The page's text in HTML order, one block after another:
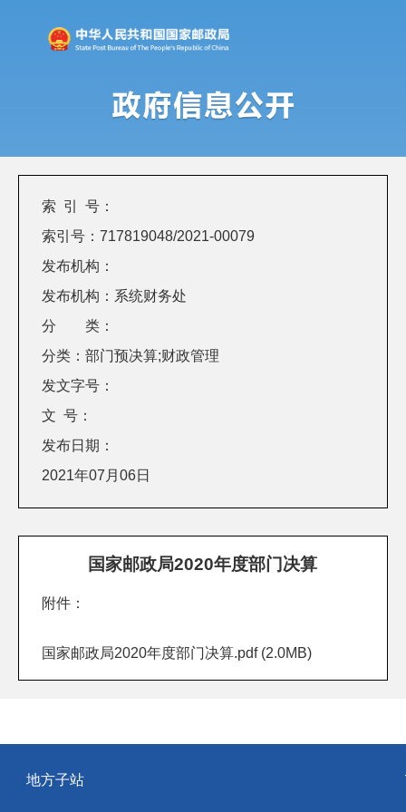
索 引 号：
索引号：717819048/2021-00079
发布机构：
发布机构：系统财务处
分 类：
分类：部门预决算;财政管理
发文字号：
文 号：
发布日期：
2021年07月06日
国家邮政局2020年度部门决算
附件：
国家邮政局2020年度部门决算.pdf (2.0MB)
地方子站